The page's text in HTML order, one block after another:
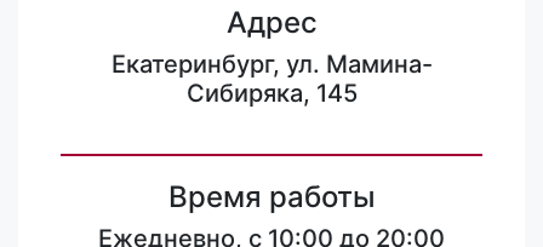
Адрес
Екатеринбург, ул. Мамина-
Сибиряка, 145
Время работы
Ежедневно, с 10:00 до 20:00